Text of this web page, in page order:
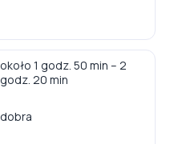
około 1 godz. 50 min – 2
godz. 20 min
dobra